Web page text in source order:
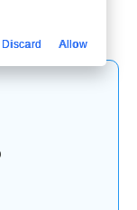
Discard Allow